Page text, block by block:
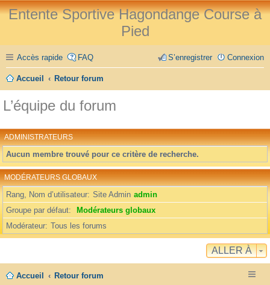
Entente Sportive Hagondange Course à
Pied
Accès rapide FAQ Connexion
S’enregistrer
Accueil Retour forum
L’équipe du forum
ADMINISTRATEURS
Aucun membre trouvé pour ce critère de recherche.
MODÉRATEURS GLOBAUX
Rang, Nom d’utilisateur Site Admin admin
Groupe par défaut
Modérateurs globaux
Modérateur Tous les forums
ALLER À
Accueil Retour forum